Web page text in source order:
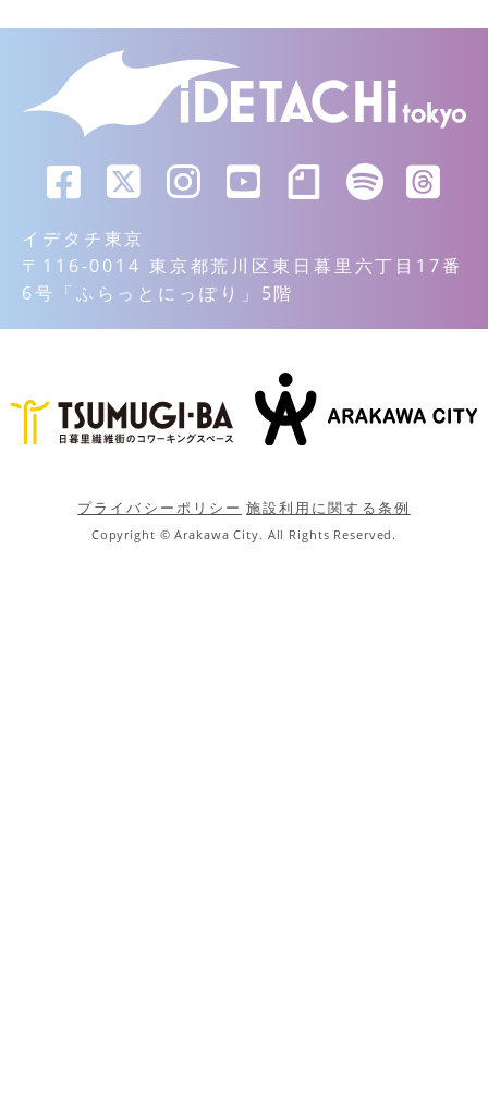
イデタチ東京
〒116-0014 東京都荒川区東日暮里六丁目17番
6号「ふらっとにっぽり」5階
プライバシーポリシー 施設利用に関する条例
Copyright © Arakawa City. All Rights Reserved.